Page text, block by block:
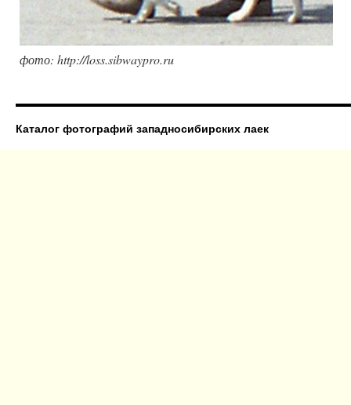
фото: http://loss.sibwaypro.ru
Каталог фотографий западносибирских лаек